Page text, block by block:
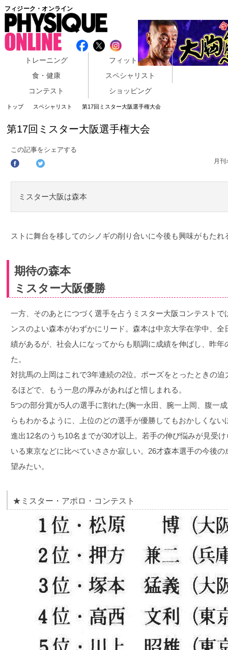
フィジーク・オンライン
トレーニング
フィットネス
食・健康
スペシャリスト
コンテスト
ショッピング
トップ スペシャリスト 第17回ミスター大阪選手権大会
第17回ミスター大阪選手権大会
この記事をシェアする
月
ミスター大阪は森本
ストに舞台を移してのシノギの削り合いに今後も興味がもたれ
期待の森本
ミスター大阪優勝
一方、そのあとにつづく選手を占うミスター大阪コンテスト
ンスのよい森本がわずかにリード。森本は中京大学在学中、
績があるが、社会人になってからも順調に成績を伸ばし、昨
た。
対抗馬の上岡はこれで3年連続の2位。ポーズをとったときの
るほどで、もう一息の厚みがあればと惜しまれる。
5つの部分賞が5人の選手に割れた(胸一永田、腕一上岡、腹一
らもわかるように、上位のどの選手が優勝してもおかしくな
進出12名のうち10名までが30才以上。若手の伸び悩みが見受
いる東京などに比べていささか寂しい。26才森本選手の今後
望みたい。
★ミスター・アポロ・コンテスト